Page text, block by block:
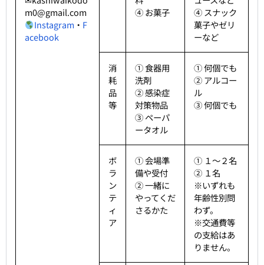
m0@gmail.com
Instagram ・ F
acebook
④ お菓子
④ スナック
菓子やゼリ
ーなど
消
耗
品
等
① 食器用
洗剤
② 感染症
対策物品
③ ペーパ
ータオル
① 何個でも
② アルコー
ル
③ 何個でも
ボ
ラ
ン
テ
ィ
ア
① 会場準
備や受付
② 一緒に
やってくだ
さるかた
① １〜２名
② １名
※いずれも
年齢性別問
わず。
※交通費等
の支給はあ
りません。